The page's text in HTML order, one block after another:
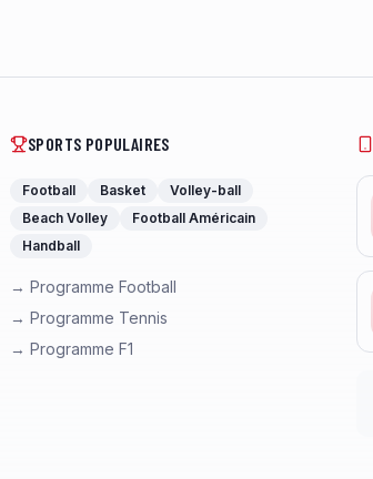
SPORTS POPULAIRES
Football Basket
Volley-ball
Beach Volley
Football Américain
Handball
→ Programme Football
→ Programme Tennis
→ Programme F1